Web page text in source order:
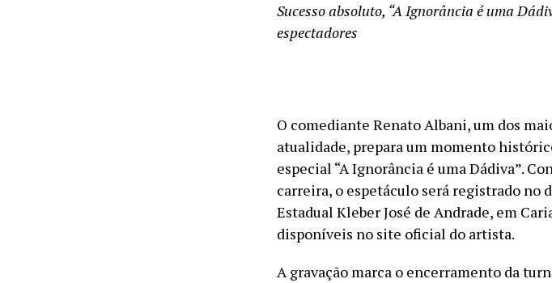
Sucesso absoluto, “A Ignorância é uma
espectadores
O comediante Renato Albani, um dos
atualidade, prepara um momento
especial “A Ignorância é uma Dádiva”.
carreira, o espetáculo será registrado no
Estadual Kleber José de Andrade, em
disponíveis no site oficial do artista.
A gravação marca o encerramento da